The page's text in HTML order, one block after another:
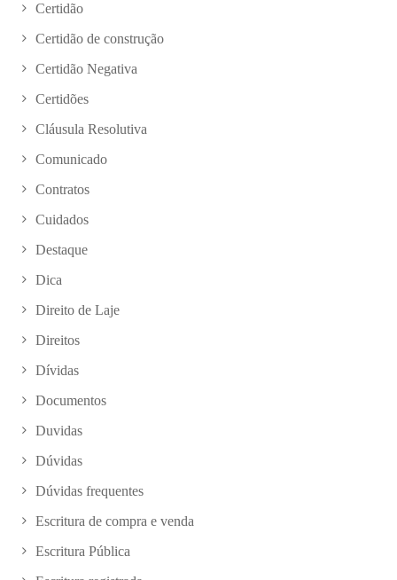
Certidão
Certidão de construção
Certidão Negativa
Certidões
Cláusula Resolutiva
Comunicado
Contratos
Cuidados
Destaque
Dica
Direito de Laje
Direitos
Dívidas
Documentos
Duvidas
Dúvidas
Dúvidas frequentes
Escritura de compra e venda
Escritura Pública